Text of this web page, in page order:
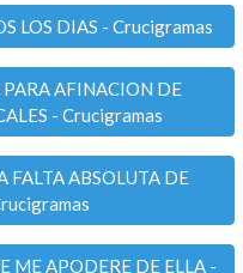
LOS DIAS - Crucigramas
AFINACION DE
- Crucigramas
FALTA ABSOLUTA DE
ME APODERE DE ELLA -